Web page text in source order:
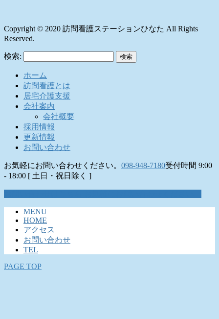
Copyright © 2020 訪問看護ステーションひなた All Rights
Reserved.
検索:
ホーム
訪問看護とは
居宅介護支援
会社案内
会社概要
採用情報
更新情報
お問い合わせ
お気軽にお問い合わせください。 098-948-7180受付時間 9:00
- 18:00 [ 土日・祝日除く ]
MENU
HOME
アクセス
お問い合わせ
TEL
PAGE TOP